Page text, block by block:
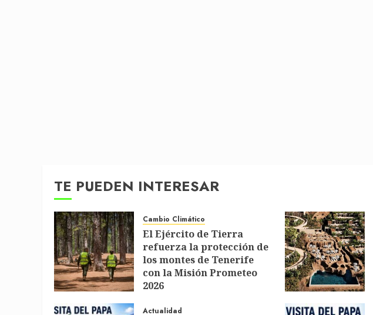
TE PUEDEN INTERESAR
Cambio Climático
El Ejército de Tierra
refuerza la protección de
los montes de Tenerife
con la Misión Prometeo
2026
Actualidad